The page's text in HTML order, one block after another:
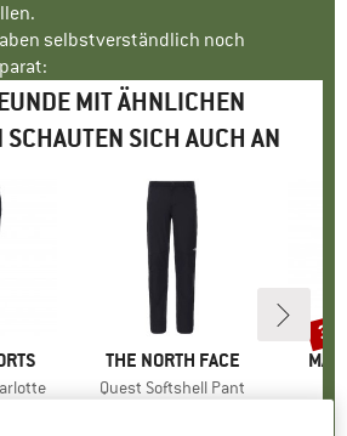
selbstverständlich noch
MIT ÄHNLICHEN
SCHAUTEN SICH AUCH AN
MARKE
THE NORTH FACE
Artikel
Quest Softshell Pant